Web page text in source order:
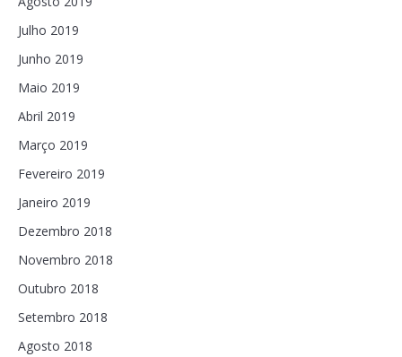
Julho 2019
Junho 2019
Maio 2019
Abril 2019
Março 2019
Fevereiro 2019
Janeiro 2019
Dezembro 2018
Novembro 2018
Outubro 2018
Setembro 2018
Agosto 2018